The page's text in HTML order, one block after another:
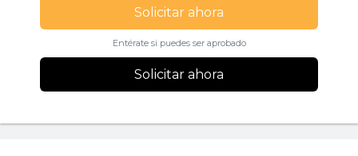
Solicitar ahora
Entérate si puedes ser aprobado
Solicitar ahora